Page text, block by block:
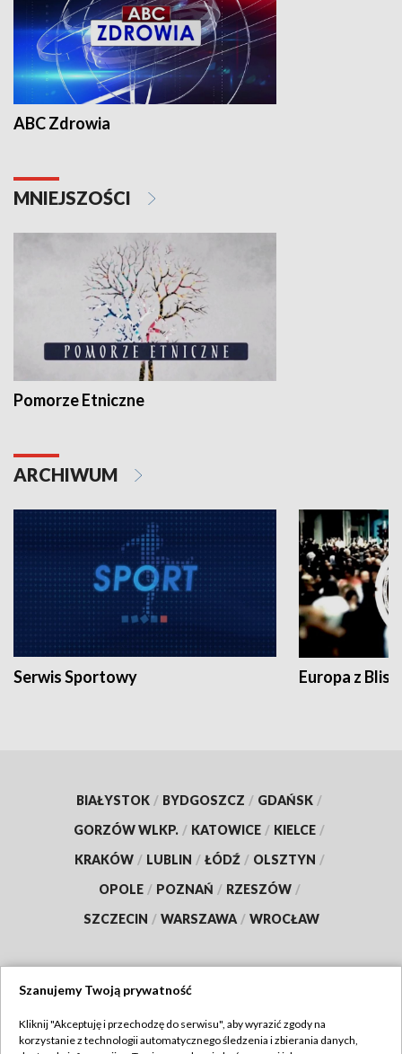
ABC Zdrowia
MNIEJSZOŚCI
Pomorze Etniczne
ARCHIWUM
Serwis Sportowy Europa z
BIAŁYSTOK / BYDGOSZCZ / GDAŃSK /
GORZÓW WLKP. / KATOWICE / KIELCE /
KRAKÓW / LUBLIN / ŁÓDŹ / OLSZTYN /
OPOLE / POZNAŃ / RZESZÓW /
SZCZECIN / WARSZAWA / WROCŁAW
TVP
Szanujemy Twoją prywatność
Kliknij "Akceptuję i przechodzę do serwisu", aby wyrazić zgody na
korzystanie z technologii automatycznego śledzenia i zbierania danych,